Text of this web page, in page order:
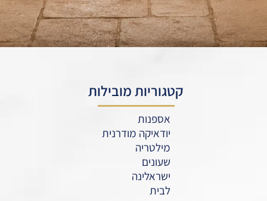
קטגוריות מובילות
אספנות
יודאיקה מודרנית
מילטריה
שעונים
ישראלינה
לבית